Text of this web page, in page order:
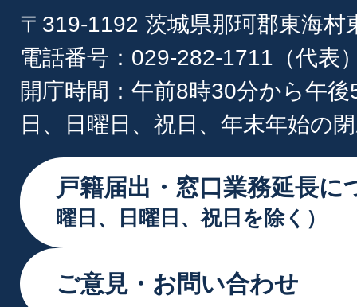
〒319-1192 茨城県那珂郡東海村
電話番号：029-282-1711（代表
開庁時間：午前8時30分から午
日、日曜日、祝日、年末年始の
戸籍届出・窓口業務延長に
曜日、日曜日、祝日を除く）
ご意見・お問い合わせ